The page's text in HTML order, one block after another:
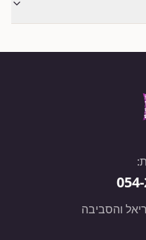
והסביבה